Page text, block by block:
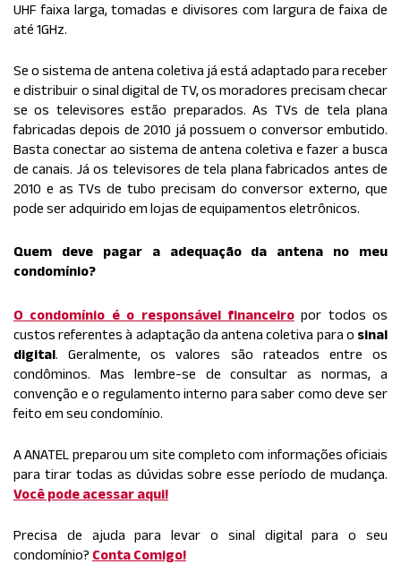
UHF faixa larga, tomadas e divisores com largura de faixa de
até 1GHz.
Se o sistema de antena coletiva já está adaptado para receber
e distribuir o sinal digital de TV, os moradores precisam checar
se os televisores estão preparados. As TVs de tela plana
fabricadas depois de 2010 já possuem o conversor embutido.
Basta conectar ao sistema de antena coletiva e fazer a busca
de canais. Já os televisores de tela plana fabricados antes de
2010 e as TVs de tubo precisam do conversor externo, que
pode ser adquirido em lojas de equipamentos eletrônicos.
Quem deve pagar a adequação da antena no meu
condomínio?
O condomínio é o responsável financeiropor todos os
custos referentes à adaptação da antena coletiva para o sinal
digital. Geralmente, os valores são rateados entre os
condôminos. Mas lembre-se de consultar as normas, a
convenção e o regulamento interno para saber como deve ser
feito em seu condomínio.
A ANATEL preparou um site completo com informações oficiais
para tirar todas as dúvidas sobre esse período de mudança.
Você pode acessar aqui!
Precisa de ajuda para levar o sinal digital para o seu
condomínio? Conta Comigo!